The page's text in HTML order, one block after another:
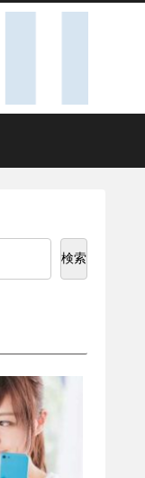
検索